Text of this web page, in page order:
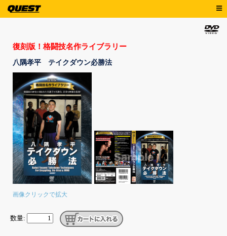
復刻版！格闘技名作ライブラリー
八隅孝平 テイクダウン必勝法
画像クリックで拡大
数量: